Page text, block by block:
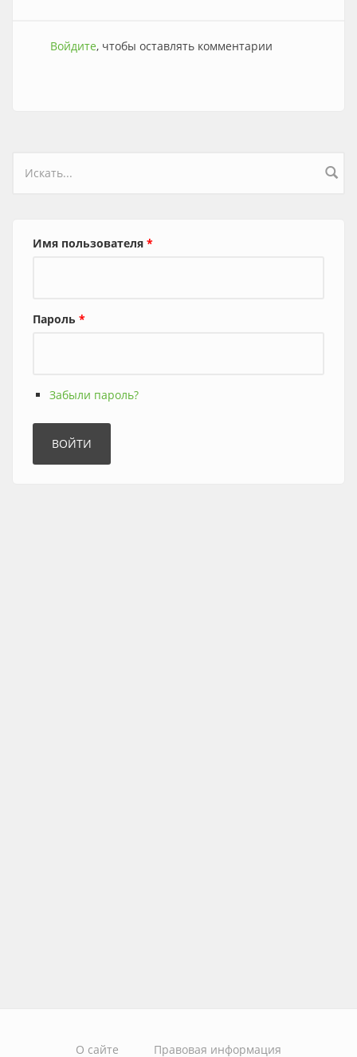
Войдите, чтобы оставлять комментарии
Форма поиска
Имя пользователя *
Пароль *
Забыли пароль?
О сайте Правовая информация